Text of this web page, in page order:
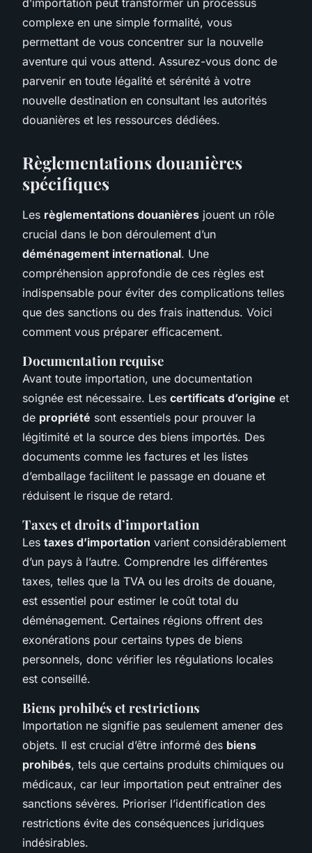
complexe en une simple formalité, vous
permettant de vous concentrer sur la nouvelle
aventure qui vous attend. Assurez-vous donc de
parvenir en toute légalité et sérénité à votre
nouvelle destination en consultant les autorités
douanières et les ressources dédiées.
Règlementations douanières
spécifiques
Les règlementations douanières jouent un rôle
crucial dans le bon déroulement d’un
déménagement international. Une
compréhension approfondie de ces règles est
indispensable pour éviter des complications telles
que des sanctions ou des frais inattendus. Voici
comment vous préparer efficacement.
Documentation requise
Avant toute importation, une documentation
soignée est nécessaire. Les certificats d’origine et
de propriété sont essentiels pour prouver la
légitimité et la source des biens importés. Des
documents comme les factures et les listes
d’emballage facilitent le passage en douane et
réduisent le risque de retard.
Taxes et droits d’importation
Les taxes d’importation varient considérablement
d’un pays à l’autre. Comprendre les différentes
taxes, telles que la TVA ou les droits de douane,
est essentiel pour estimer le coût total du
déménagement. Certaines régions offrent des
exonérations pour certains types de biens
personnels, donc vérifier les régulations locales
est conseillé.
Biens prohibés et restrictions
Importation ne signifie pas seulement amener des
objets. Il est crucial d’être informé des biens
prohibés, tels que certains produits chimiques ou
médicaux, car leur importation peut entraîner des
sanctions sévères. Prioriser l’identification des
restrictions évite des conséquences juridiques
indésirables.